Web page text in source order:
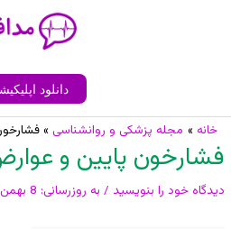
دانلود
خانه مجله پزشکی و روانشناسی
فشارخون پایین و
دیدگاه‌ خود را بنویسید / به روزرسانی:
پیمایش
نوشته